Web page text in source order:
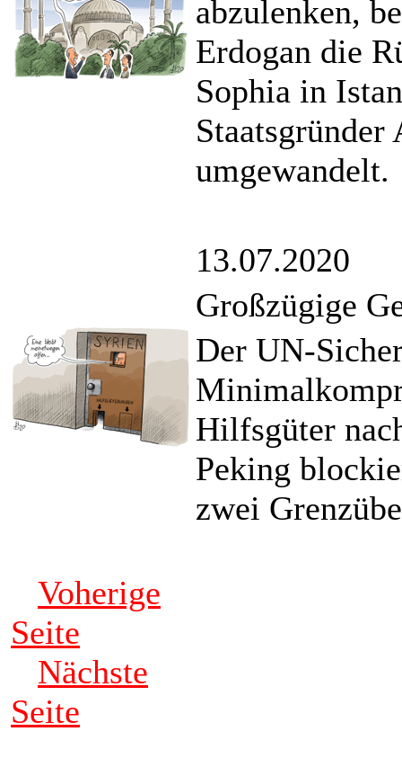
abzulenken,
Erdogan die
Sophia in
umgewandelt.
13.07.2020
Großzügige
Der UN-
Hilfsgüter
Peking
zwei
Voherige
Seite
Nächste
Seite